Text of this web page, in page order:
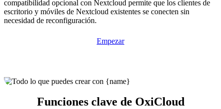
compatibilidad opcional con Nextcloud permite que los clientes de
escritorio y móviles de Nextcloud existentes se conecten sin
necesidad de reconfiguración.
Empezar
Funciones clave de OxiCloud